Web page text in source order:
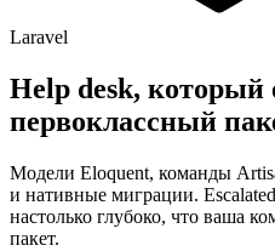
Laravel
Help desk,
первоклассный
Модели Eloquent, команды
и нативные миграции.
настолько глубоко, что ваша
пакет.